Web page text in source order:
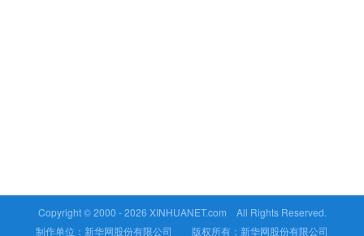
Copyright © 2000 -2026 XINHUANET.com All Rights Reserved.
制作单位：新华网股份有限公司 版权所有：新华网股份有限公司